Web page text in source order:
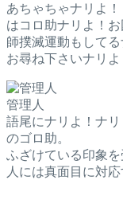
あちゃちゃナリよ
はコロ助ナリよ！
師撲滅運動もして
お尋ね下さいナリよ
管理人
語尾にナリよ！ナ
のゴロ助。
ふざけている印象
人には真面目に対